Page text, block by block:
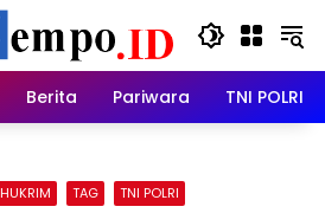
Berita Pariwara TNI POLRI
HUKRIM TAG TNI POLRI